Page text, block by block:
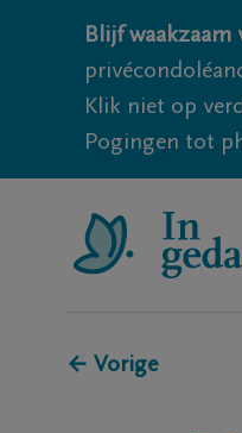
Blijf
Klik niet op
Pogingen tot
← Vorige